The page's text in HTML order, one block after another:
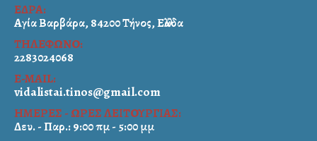
ΕΔΡΑ:
Αγία Βαρβάρα, 84200 Τήνος, Ελλάδα
ΤΗΛΕΦΩΝΟ:
2283024068
E-MAIL:
vidalistai.tinos@gmail.com
ΗΜΕΡΕΣ - ΩΡΕΣ ΛΕΙΤΟΥΡΓΙΑΣ:
Δευ. - Παρ.: 9:00 πμ - 5:00 μμ